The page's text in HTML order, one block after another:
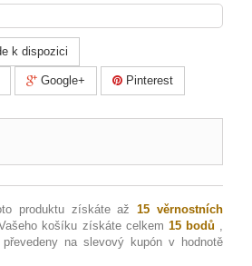
k dispozici
Google+ Pinterest
produktu získáte až15 věrnostních
košíku získáte celkem 15bodů ,
na slevový kupón v hodnotě